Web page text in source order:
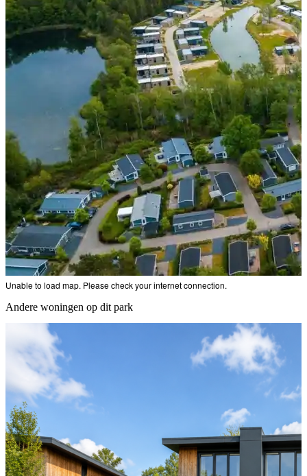
Unable to load map. Please check your internet connection.
Andere woningen op dit park